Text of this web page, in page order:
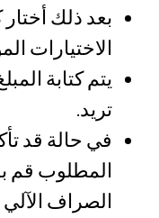
بعد ذلك
الاختيارات
يتم كتابة
تريد.
في حالة قد
المطلوب قم
الصراف الآلي